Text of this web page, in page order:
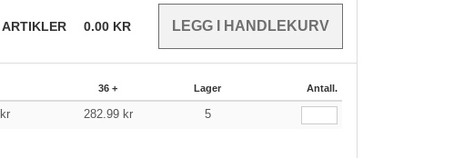
ARTIKLER 0.00 KR
36 + Lager Antall.
kr 282.99 kr 5